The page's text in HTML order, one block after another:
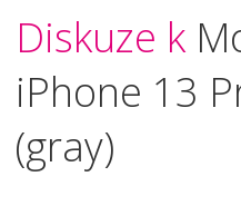
Diskuze k
iPhone 13
(gray)